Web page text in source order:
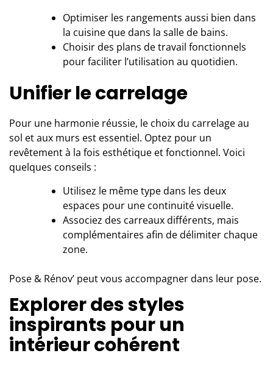
Optimiser les rangements aussi bien dans
la cuisine que dans la salle de bains.
Choisir des plans de travail fonctionnels
pour faciliter l’utilisation au quotidien.
Unifier le carrelage
Pour une harmonie réussie, le choix du carrelage au
sol et aux murs est essentiel. Optez pour un
revêtement à la fois esthétique et fonctionnel. Voici
quelques conseils :
Utilisez le même type dans les deux
espaces pour une continuité visuelle.
Associez des carreaux différents, mais
complémentaires afin de délimiter chaque
zone.
Pose & Rénov’ peut vous accompagner dans leur pose.
Explorer des styles
inspirants pour un
intérieur cohérent